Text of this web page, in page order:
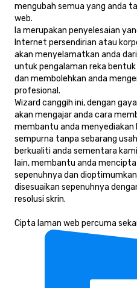
mengubah semua yang anda
web.
Ia merupakan penyelesaian
Internet persendirian atau
akan menyelamatkan anda
untuk pengalaman reka
dan membolehkan anda
profesional.
Wizard canggih ini, dengan
akan mengajar anda cara
membantu anda menyediakan
sempurna tanpa sebarang
berkualiti anda sementara
lain, membantu anda
sepenuhnya dan
disesuaikan sepenuhnya
resolusi skrin.
Cipta laman web percuma